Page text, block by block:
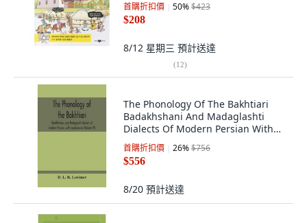
首購折扣價 50%$423
$208
8/12 星期三 預計送達
(12)
The Phonology Of The Bakhtiari
Badakhshani And Madaglashti
Dialects Of Modern Persian With
Vocabu... 平裝版, Alpha Edition, 英
語
首購折扣價 26%$756
$556
8/20 預計送達